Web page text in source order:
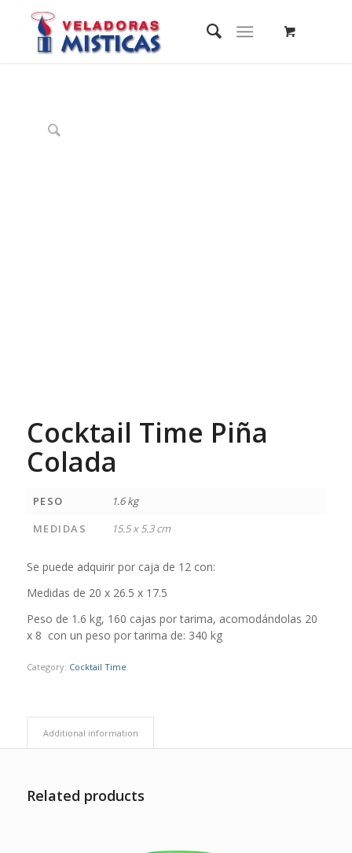
Cocktail Time Piña
Colada
PESO
1.6 kg
MEDIDAS
15.5 x 5.3 cm
Se puede adquirir por caja de 12 con:
Medidas de 20 x 26.5 x 17.5
Peso de 1.6 kg, 160 cajas por tarima, acomodándolas 20
x 8 con un peso por tarima de: 340 kg
Category: Cocktail Time
Additional information
Related products